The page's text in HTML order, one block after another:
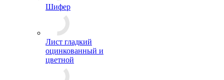
Шифер
Лист гладкий
оцинкованный и
цветной